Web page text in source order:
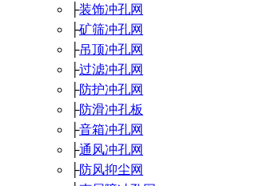
├装饰冲孔网
├矿筛冲孔网
├吊顶冲孔网
├过滤冲孔网
├防护冲孔网
├防滑冲孔板
├音箱冲孔网
├通风冲孔网
├防风抑尘网